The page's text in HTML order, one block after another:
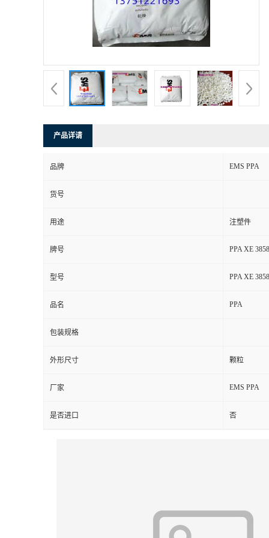
产品详请
品牌 EMS PPA
货号
用途 注塑件
牌号 PPA XE 3858
型号 PPA XE 3858
品名 PPA
包装规格
外形尺寸 颗粒
厂家 EMS PPA
是否进口 否